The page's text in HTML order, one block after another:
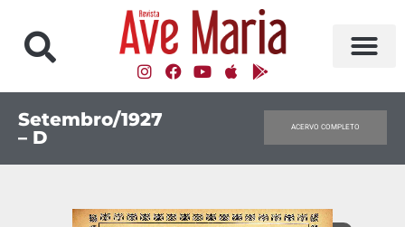
Setembro/1927
– D
ACERVO COMPLETO